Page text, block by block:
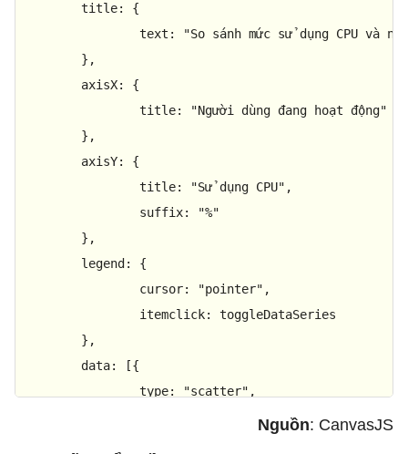
title: {
text :
"So sánh mức sử dụng CPU và
axisX: {
title:
"Người dùng đang hoạt động"
axisY: {
title: "Sử dụng CPU" ,
suffix:
"%"
legend : {
cursor: "pointer" ,
itemclick: toggleDataSeries
data: [{
type: "scatter" ,
, Nguồn: CanvasJS